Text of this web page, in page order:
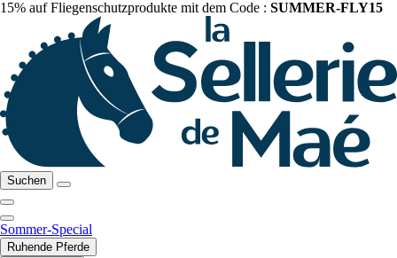
15% auf Fliegenschutzprodukte mit dem Code : SUMMER-FLY15
Suchen
Sommer-Special
Ruhende Pferde